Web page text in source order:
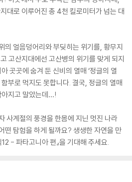
대로 이루어진 총 4천 킬로미터가 넘는 대
의 얼음덩어리와 부딪히는 위기를, 황무지
고산지대에선 고산병의 위기를 맞게 되지
곳곳에 숨겨 둔 신비의 열매 ‘정글의 열
부로 먹지도 못합니다. 결국, 정글의 열매
아지고 말았는데…!
사계절의 풍경을 한몸에 지닌 멋진 나라
떤 탐험을 하게 될까요? 생생한 자연을 만
- 파타고니아 편』을 기대해 주세요.